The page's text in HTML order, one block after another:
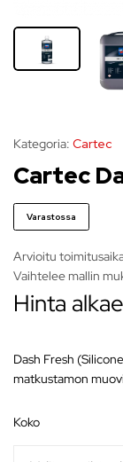
Kategoria: Cartec
Cartec
Varastossa
Arvioitu
Vaihtelee mallin
Hinta
Dash Fresh
matkustamon
koko